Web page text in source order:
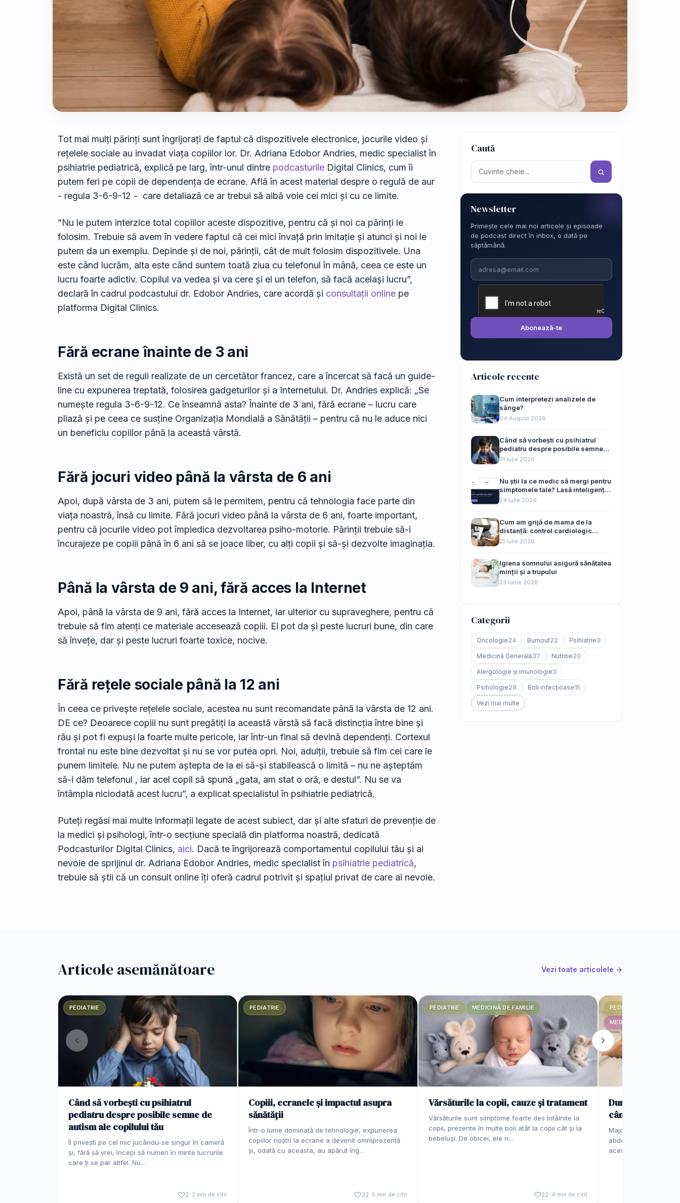
Tot mai mulți părinți sunt îngrijorați de faptul că dispozitivele electronice, jocurile video și
rețelele sociale au invadat viața copiilor lor. Dr. Adriana Edobor Andries, medic specialist în
psihiatrie pediatrică, explică pe larg, într-unul dintre podcasturile Digital Clinics, cum îi
putem feri pe copii de dependența de ecrane. Află în acest material despre o regulă de aur
- regula 3-6-9-12 - care detaliază ce ar trebui să aibă voie cei mici și cu ce limite.
”Nu le putem interzice total copiilor aceste dispozitive, pentru că și noi ca părinți le
folosim. Trebuie să avem în vedere faptul că cei mici învață prin imitație și atunci și noi le
putem da un exemplu. Depinde și de noi, părinții, cât de mult folosim dispozitivele. Una
este când lucrăm, alta este când suntem toată ziua cu telefonul în mână, ceea ce este un
lucru foarte adictiv. Copilul va vedea și va cere și el un telefon, să facă același lucru”,
declară în cadrul podcastului dr. Edobor Andries, care acordă și consultații online pe
platforma Digital Clinics.
Fără ecrane înainte de 3 ani
Există un set de reguli realizate de un cercetător francez, care a încercat să facă un guide-
line cu expunerea treptată, folosirea gadgeturilor și a Internetului. Dr. Andries explică: „Se
numește regula 3-6-9-12. Ce înseamnă asta? Înainte de 3 ani, fără ecrane – lucru care
pliază și pe ceea ce susține Organizația Mondială a Sănătății – pentru că nu le aduce nici
un beneficiu copiilor până la această vârstă.
Fără jocuri video până la vârsta de 6 ani
Apoi, după vârsta de 3 ani, putem să le permitem, pentru că tehnologia face parte din
viața noastră, însă cu limite. Fără jocuri video până la vârsta de 6 ani, foarte important,
pentru că jocurile video pot împiedica dezvoltarea psiho-motorie. Părinții trebuie să-i
încurajeze pe copiii până în 6 ani să se joace liber, cu alți copii și să-și dezvolte imaginația.
Până la vârsta de 9 ani, fără acces la Internet
Apoi, până la vârsta de 9 ani, fără acces la Internet, iar ulterior cu supraveghere, pentru că
trebuie să fim atenți ce materiale accesează copiii. Ei pot da și peste lucruri bune, din care
să învețe, dar și peste lucruri foarte toxice, nocive.
Fără rețele sociale până la 12 ani
În ceea ce privește rețelele sociale, acestea nu sunt recomandate până la vârsta de 12 ani.
DE ce? Deoarece copiii nu sunt pregătiți la această vârstă să facă distincția între bine și
rău și pot fi expuși la foarte multe pericole, iar într-un final să devină dependenți. Cortexul
frontal nu este bine dezvoltat și nu se vor putea opri. Noi, adulții, trebuie să fim cei care le
punem limitele. Nu ne putem aștepta de la ei să-și stabilească o limită – nu ne așteptăm
să-i dăm telefonul , iar acel copil să spună „gata, am stat o oră, e destul”. Nu se va
întâmpla niciodată acest lucru”, a explicat specialistul în psihiatrie pediatrică.
Puteți regăsi mai multe informații legate de acest subiect, dar și alte sfaturi de prevenție de
la medici și psihologi, într-o secțiune specială din platforma noastră, dedicată
Podcasturilor Digital Clinics, aici. Dacă te îngrijorează comportamentul copilului tău și ai
nevoie de sprijinul dr. Adriana Edobor Andries, medic specialist în psihiatrie pediatrică,
trebuie să știi că un consult online îți oferă cadrul potrivit și spațiul privat de care ai nevoie.
Caută
Newsletter
Primește cele mai noi articole și episoade
de podcast direct în inbox, o dată pe
săptămână.
Email
Abonează-te
Articole recente
Cum interpretezi analizele de
sânge?
04 August 2026
Când să vorbești cu psihiatrul
pediatru despre posibile semne
de autism ale copilului tău
31 Iulie 2026
Nu știi la ce medic să mergi pentru
simptomele tale? Lasă inteligența
artificială să te ghideze
24 Iulie 2026
Cum am grijă de mama de la
distanță: control cardiologic
online, fără drumuri de 45 km
21 Iulie 2026
Igiena somnului asigură sănătatea
minții și a trupului
23 Iunie 2026
Categorii
Oncologie24 Burnout22 Psihiatrie3
Medicină Generală37 Nutriție20
Alergologie și imunologie3
Psihologie28 Boli infecțioase15
Vezi mai multe
Articole asemănătoare Vezi toate articolele →
PEDIATRIE
Când să vorbești cu psihiatrul
pediatru despre posibile semne de
autism ale copilului tău
Îl privești pe cel mic jucându-se singur în cameră
și, fără să vrei, începi să numeri în minte lucrurile
care ți se par altfel. Nu…
2 2 min de citit
PEDIATRIE
Copiii, ecranele și impactul asupra
sănătății
Într-o lume dominată de tehnologie, expunerea
copiilor noștri la ecrane a devenit omniprezentă
și, odată cu aceasta, au apărut îng…
32 5 min de citit
PEDIATRIE MEDICINĂ DE FAMILIE
Vărsăturile la copii, cauze și tratament
Vărsăturile sunt simptome foarte des întâlnite la
copii, prezente în multe boli atât la copii cât și la
bebeluși. De obicei, ele n…
22 4 min de citit
PEDIATRIE
MEDICINĂ INTERNĂ
Durerile de
când e ceva grav
Majoritatea copiilor
abdominale din când
aceste dureri cu